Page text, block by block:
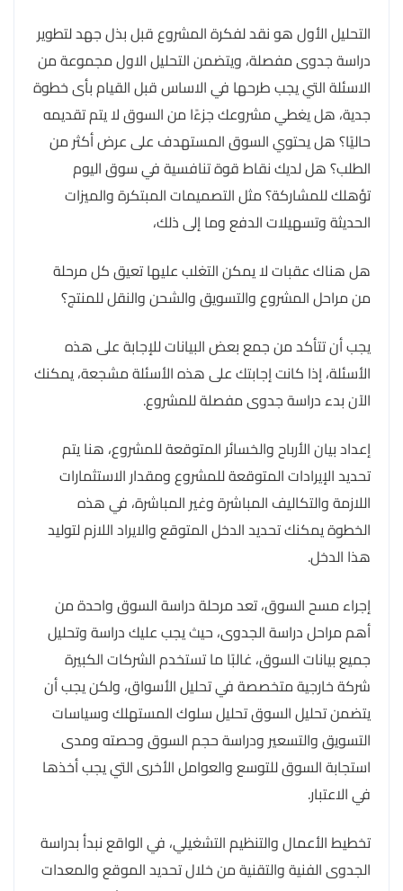
التحليل الأول هو نقد لفكرة المشروع قبل بذل جهد لتطوير
دراسة جدوى مفصلة، ويتضمن التحليل الاول مجموعة من
الاسئلة التي يجب طرحها في الاساس قبل القيام بأى خطوة
جدية، هل يغطي مشروعك جزءًا من السوق لا يتم تقديمه
حاليًا؟ هل يحتوي السوق المستهدف على عرض أكثر من
الطلب؟ هل لديك نقاط قوة تنافسية في سوق اليوم
تؤهلك للمشاركة؟ مثل التصميمات المبتكرة والميزات
الحديثة وتسهيلات الدفع وما إلى ذلك،
هل هناك عقبات لا يمكن التغلب عليها تعيق كل مرحلة
من مراحل المشروع والتسويق والشحن والنقل للمنتج؟
يجب أن تتأكد من جمع بعض البيانات للإجابة على هذه
الأسئلة، إذا كانت إجابتك على هذه الأسئلة مشجعة، يمكنك
الآن بدء دراسة جدوى مفصلة للمشروع.
إعداد بيان الأرباح والخسائر المتوقعة للمشروع، هنا يتم
تحديد الإيرادات المتوقعة للمشروع ومقدار الاستثمارات
اللازمة والتكاليف المباشرة وغير المباشرة، في هذه
الخطوة يمكنك تحديد الدخل المتوقع والايراد اللازم لتوليد
هذا الدخل.
إجراء مسح السوق، تعد مرحلة دراسة السوق واحدة من
أهم مراحل دراسة الجدوى، حيث يجب عليك دراسة وتحليل
جميع بيانات السوق، غالبًا ما تستخدم الشركات الكبيرة
شركة خارجية متخصصة في تحليل الأسواق، ولكن يجب أن
يتضمن تحليل السوق تحليل سلوك المستهلك وسياسات
التسويق والتسعير ودراسة حجم السوق وحصته ومدى
استجابة السوق للتوسع والعوامل الأخرى التي يجب أخذها
في الاعتبار.
تخطيط الأعمال والتنظيم التشغيلي، في الواقع نبدأ بدراسة
الجدوى الفنية والتقنية من خلال تحديد الموقع والمعدات